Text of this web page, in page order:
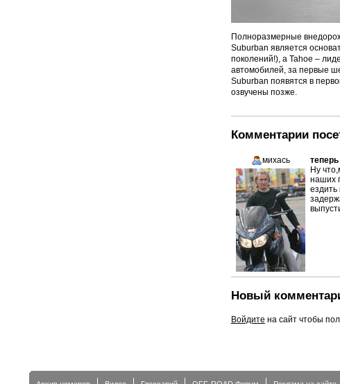
Полноразмерные
Suburban является
поколений!), а Tahoe –
автомобилей, за первые
Suburban появятся в
озвучены позже.
Комментарии
михась
теперь
Ну
наших
ездить
Новый
Войдите на сайт чтобы